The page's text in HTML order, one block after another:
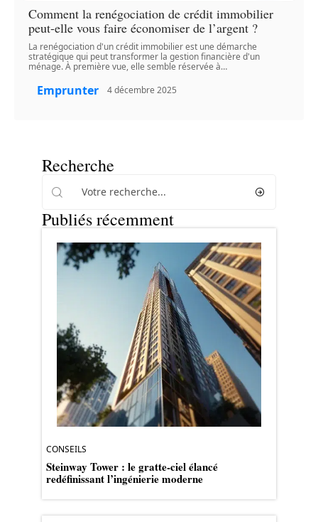
Comment la renégociation de crédit immobilier
peut-elle vous faire économiser de l’argent ?
La renégociation d'un crédit immobilier est une démarche
stratégique qui peut transformer la gestion financière d'un
ménage. À première vue, elle semble réservée à…
Emprunter 4 décembre 2025
Recherche
Publiés récemment
CONSEILS
Steinway Tower : le gratte-ciel élancé
redéfinissant l’ingénierie moderne